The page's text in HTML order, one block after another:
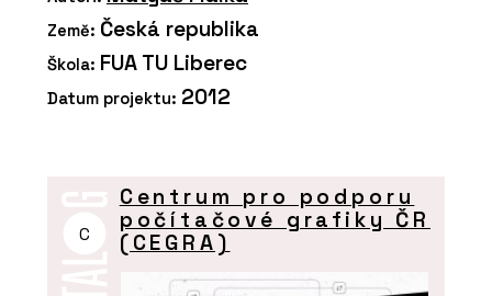
Země: Česká republika
Škola: FUA TU Liberec
Datum projektu: 2012
C
Centrum pro podporu
počítačové grafiky ČR
(CEGRA)